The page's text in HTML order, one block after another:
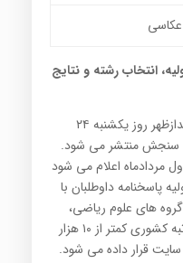
عکاسی
انتخاب رشته و نتایج
کلید تصحیح آزمون سراسری بعدازظهر روز یکشنبه ۲۴
سنجش منتشر می شود.
مردادماه اعلام می شود
پاسخنامه داوطلبان با
از ۷۵ هزار در گروه های علوم ریاضی،
علوم تجربی و علوم انسانی و رتبه کشوری کمتر از ۱۰ هزار
قرار داده می شود.